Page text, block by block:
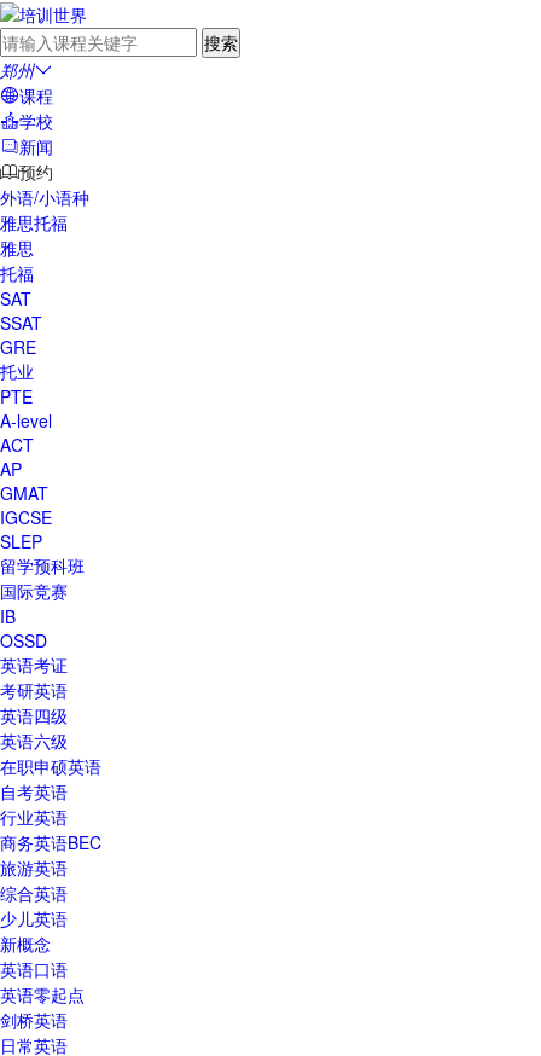
郑州
课程
学校
新闻
预约
外语/小语种
雅思托福
雅思
托福
SAT
SSAT
GRE
托业
PTE
A-level
ACT
AP
GMAT
IGCSE
SLEP
留学预科班
国际竞赛
IB
OSSD
英语考证
考研英语
英语四级
英语六级
在职申硕英语
自考英语
行业英语
商务英语BEC
旅游英语
综合英语
少儿英语
新概念
英语口语
英语零起点
剑桥英语
日常英语